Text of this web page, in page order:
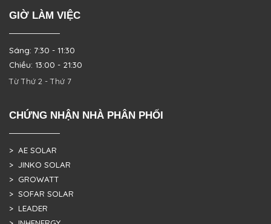
GIỜ LÀM VIỆC
Sáng: 7:30 - 11:30
Chiều: 13:00 - 21:30
Từ Thứ 2 - Thứ 7
CHỨNG NHẬN NHÀ PHÂN PHỐI
> AE SOLAR
> JINKO SOLAR
> GROWATT
> SOFAR SOLAR
> LEADER